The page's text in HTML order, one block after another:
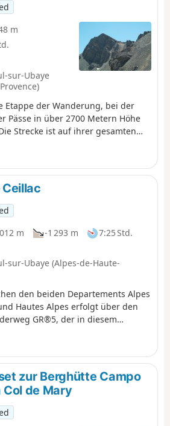
m
sur-Ubaye
Etappe der Wanderung, bei der
Pässe in über 2700 Metern Höhe
Strecke ist auf ihrer gesamten
letzten Abstieg zu erfrischen.
m -1 293 m
7:25 Std.
sur-Ubaye (Alpes-de-Haute-
den beiden Departements Alpes
Hautes Alpes erfolgt über den
GR®5, der in diesem
zur Berghütte Campo
Col de Mary